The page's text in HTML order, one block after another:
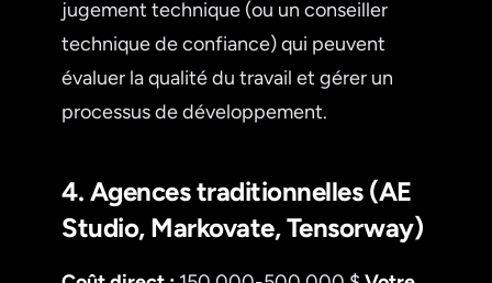
jugement technique (ou un conseiller
technique de confiance) qui peuvent
évaluer la qualité du travail et gérer un
processus de développement.
4. Agences traditionnelles (AE
Studio, Markovate, Tensorway)